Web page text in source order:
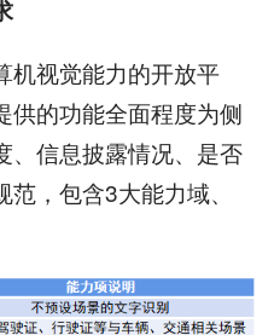
视觉能力的开放平
供的功能全面程度为侧
、信息披露情况、是否
，包含3大能力域、